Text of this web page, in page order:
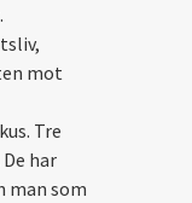
mot
Tre
har
man som